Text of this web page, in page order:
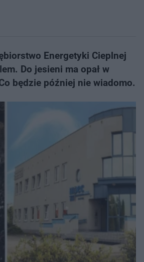
Energetyki Cieplnej
Do jesieni ma opał w
będzie później nie wiadomo.